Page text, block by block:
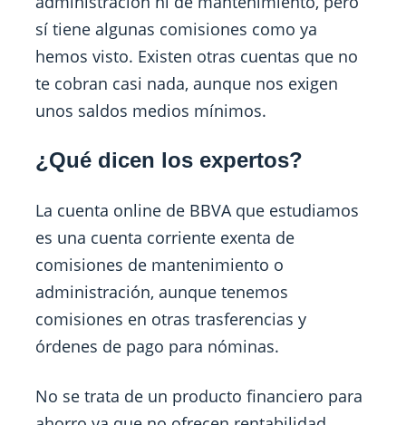
sí tiene algunas comisiones como ya
hemos visto. Existen otras cuentas que no
te cobran casi nada, aunque nos exigen
unos saldos medios mínimos.
¿Qué dicen los expertos?
La cuenta online de BBVA que estudiamos
es una cuenta corriente exenta de
comisiones de mantenimiento o
administración, aunque tenemos
comisiones en otras trasferencias y
órdenes de pago para nóminas.
No se trata de un producto financiero para